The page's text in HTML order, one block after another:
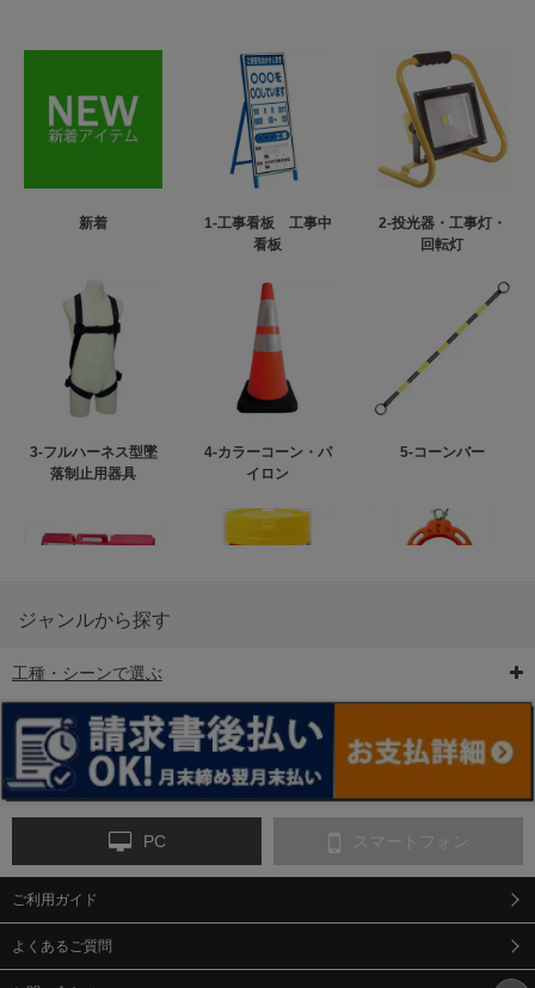
新着
1-工事看板 工事中
看板
2-投光器・工事灯・
回転灯
3-フルハーネス型墜
落制止用器具
4-カラーコーン・パ
イロン
5-コーンバー
6-矢印板/LED矢印板
ンス
9-点字マット・タイ
ジャンルから探す
工種・シーンで選ぶ
PC スマートフォン
ご利用ガイド
よくあるご質問